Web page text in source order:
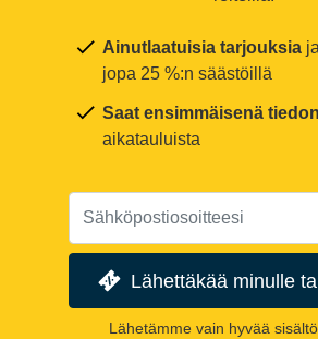
Ainutlaatuisia tarjouksia
jopa 25 %:n säästöillä
Saat ensimmäisenä tiedon
aikatauluista
Lähettäkää minulle
Lähetämme vain hyvää